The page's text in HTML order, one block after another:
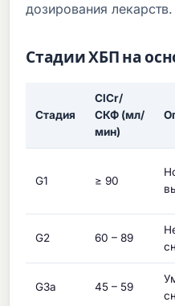
дозирования лекарств.
Стадии ХБП на
Стадия
ClCr/
СКФ (мл/
мин)
G1 ≥ 90
G2 60 – 89
G3a 45 – 59